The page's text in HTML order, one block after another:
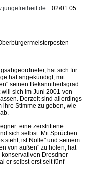
02/01 05.
hat sich für
hat angekündigt, mit
seinen Bekanntheitsgrad
sich im Juni 2001 von
Derzeit sind allerdings
ihre Stimme zu geben, wie
eine zerstrittene
sich selbst. Mit Sprüchen
steht, ist Nolle" und seinem
von außen" zu holen, hat
Dresdner
er selbst erst seit fünf